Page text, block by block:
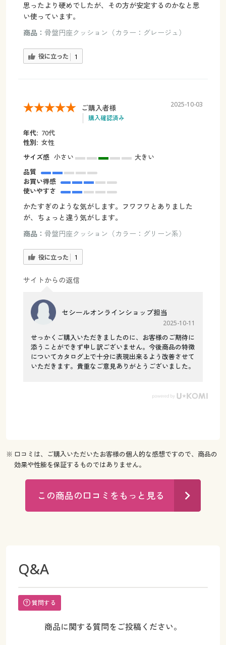
思ったより硬めでしたが、その方が安定するのかなと思
い使っています。
商品： 骨盤円座クッション（カラー：グレージュ）
役に立った 1
ご購入者様
購入確認済み
2025-10-03
年代: 70代
性別: 女性
サイズ感 小さい
大きい
品質
お買い得感
使いやすさ
かたすぎのような気がします。フワフワとありました
が、ちょっと違う気がします。
商品： 骨盤円座クッション（カラー：グリーン系）
役に立った 1
サイトからの返信
セシールオンラインショップ担当
2025-10-11
せっかくご購入いただきましたのに、お客様のご期待に
添うことができず申し訳ございません。今後商品の特徴
についてカタログ上で十分に表現出来るよう改善させて
いただきます。貴重なご意見ありがとうございました。
※ 口コミは、ご購入いただいたお客様の個人的な感想ですので、商品の
効果や性能を保証するものではありません。
この商品の口コミをもっと見る
Q&A
質問する
商品に関する質問をご投稿ください。